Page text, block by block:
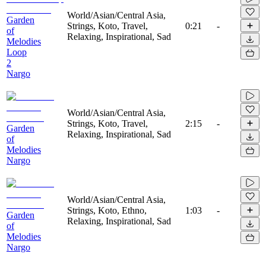
Garden
of
Melodies
Loop
2
Nargo
World/Asian/Central Asia,
Strings, Koto, Travel,
Relaxing, Inspirational, Sad
0:21 -
Garden
of
Melodies
Nargo
World/Asian/Central Asia,
Strings, Koto, Travel,
Relaxing, Inspirational, Sad
2:15 -
Garden
of
Melodies
Nargo
World/Asian/Central Asia,
Strings, Koto, Ethno,
Relaxing, Inspirational, Sad
1:03 -